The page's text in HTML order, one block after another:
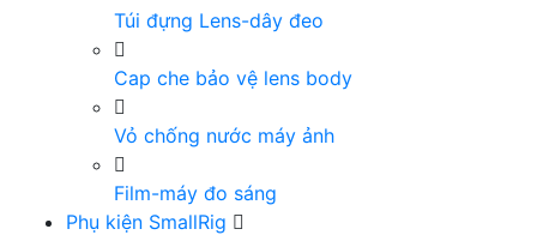
Túi đựng Lens-dây đeo
Cap che bảo vệ lens body
Vỏ chống nước máy ảnh
Film-máy đo sáng
Phụ kiện SmallRig